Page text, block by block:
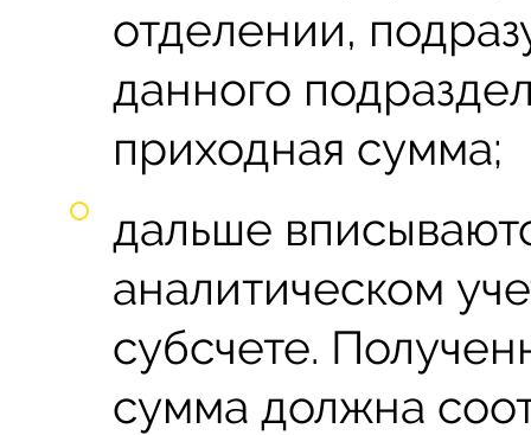
отделении,
данного
приходная сумма;
дальше
аналитическом
субсчете.
сумма должна